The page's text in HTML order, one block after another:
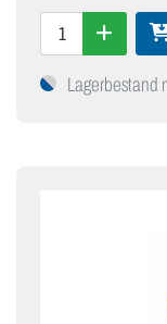
Lagerbestand